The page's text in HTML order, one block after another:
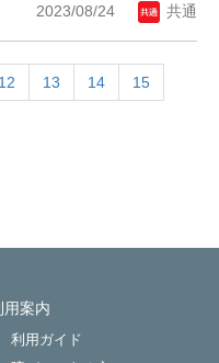
2023/08/24 共通
12 13 14 15
用案内
利用ガイド